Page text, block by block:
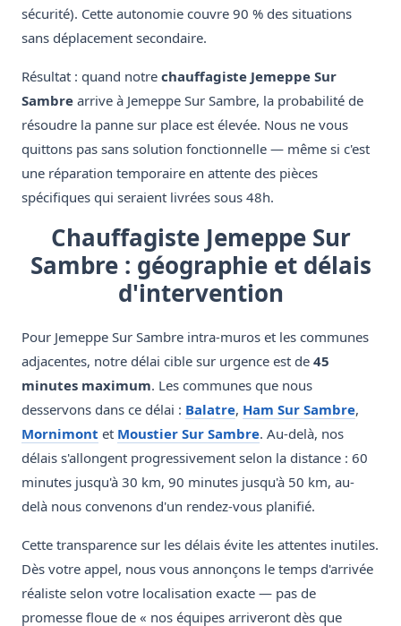
sécurité). Cette autonomie couvre 90 % des situations
sans déplacement secondaire.
Résultat : quand notre chauffagiste Jemeppe Sur
Sambre arrive à Jemeppe Sur Sambre, la probabilité de
résoudre la panne sur place est élevée. Nous ne vous
quittons pas sans solution fonctionnelle — même si c'est
une réparation temporaire en attente des pièces
spécifiques qui seraient livrées sous 48h.
Chauffagiste Jemeppe Sur
Sambre : géographie et délais
d'intervention
Pour Jemeppe Sur Sambre intra-muros et les communes
adjacentes, notre délai cible sur urgence est de 45
minutes maximum. Les communes que nous
desservons dans ce délai : Balatre, Ham Sur Sambre,
Mornimont et Moustier Sur Sambre. Au-delà, nos
délais s'allongent progressivement selon la distance : 60
minutes jusqu'à 30 km, 90 minutes jusqu'à 50 km, au-
delà nous convenons d'un rendez-vous planifié.
Cette transparence sur les délais évite les attentes inutiles.
Dès votre appel, nous vous annonçons le temps d'arrivée
réaliste selon votre localisation exacte — pas de
promesse floue de « nos équipes arriveront dès que